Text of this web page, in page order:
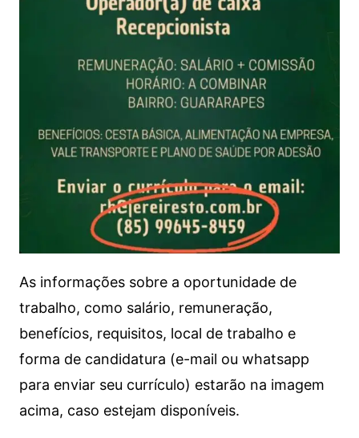
As informações sobre a oportunidade de
trabalho, como salário, remuneração,
benefícios, requisitos, local de trabalho e
forma de candidatura (e-mail ou whatsapp
para enviar seu currículo) estarão na imagem
acima, caso estejam disponíveis.